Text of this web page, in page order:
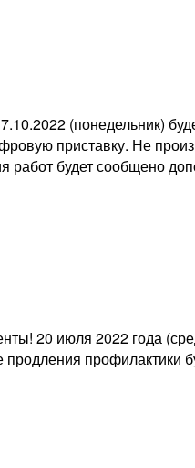
(понедельник)
приставку. Не
работ будет сообщено
20 июля 2022 года